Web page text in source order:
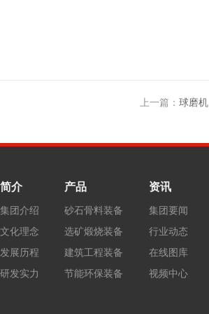
上一篇： 球磨机
简介
集团介绍
文化理念
发展历程
研发实力
产品
砂石骨料装备
选矿煅烧装备
建筑工程装备
节能环保装备
资讯
集团要闻
行业动态
在线图库
视频中心